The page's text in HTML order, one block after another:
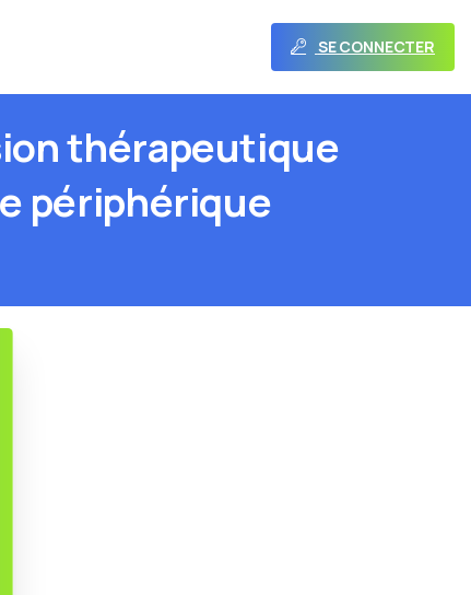
SE CONNECTER
thérapeutique
périphérique